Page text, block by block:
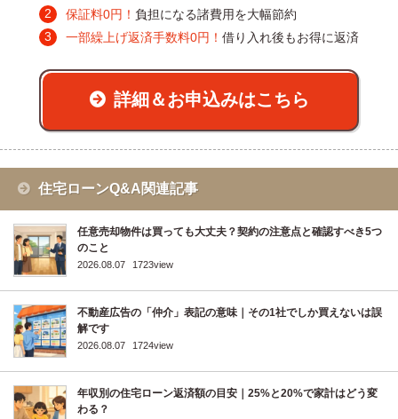
保証料0円！ 負担になる諸費用を大幅節約
一部繰上げ返済手数料0円！ 借り入れ後もお得に返済
詳細＆お申込みはこちら
住宅ローンQ&A関連記事
任意売却物件は買っても大丈夫？契約の注意点と確認すべき5つ
のこと
2026.08.07 1723view
不動産広告の「仲介」表記の意味｜その1社でしか買えないは誤
解です
2026.08.07 1724view
年収別の住宅ローン返済額の目安｜25%と20%で家計はどう変
わる？